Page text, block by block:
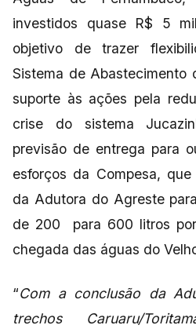
investidos quase R$ 5
objetivo de trazer
Sistema de Abastecimento
suporte às ações pela
crise do sistema
previsão de entrega para
esforços da Compesa,
da Adutora do Agreste
de 200 para 600 litros
chegada das águas do
“Com a conclusão da
trechos Caruaru/